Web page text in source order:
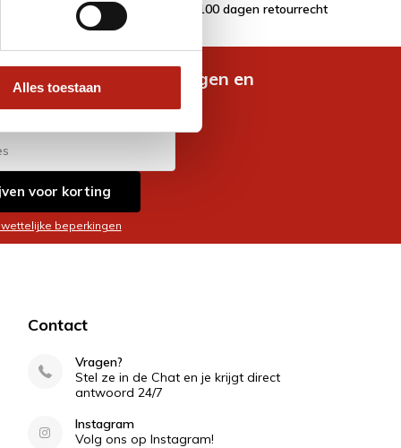
Alles toestaan
100 dagen retourrecht
nieuwste aanbiedingen en
voor korting
beperkingen
Contact
Vragen?
Stel ze in de Chat en je krijgt direct
antwoord 24/7
Instagram
Volg ons op Instagram!